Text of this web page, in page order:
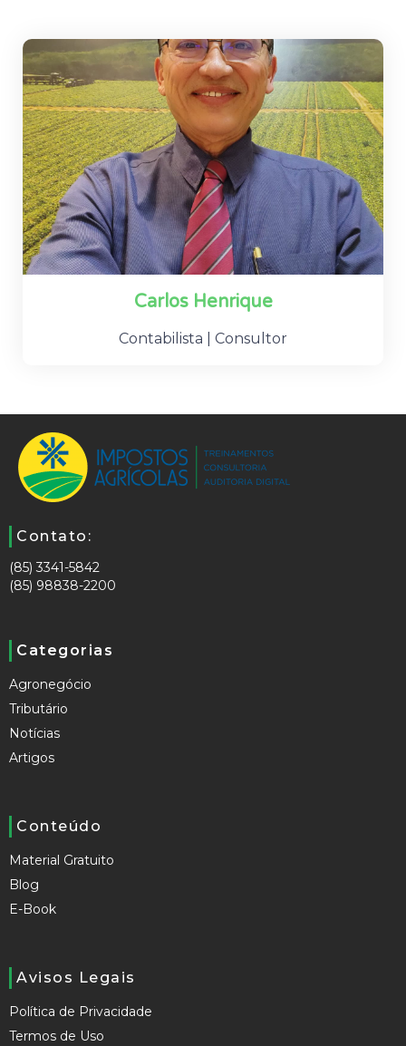
Carlos Henrique
Contabilista | Consultor
Contato:
(85) 3341-5842
(85) 98838-2200
Categorias
Agronegócio
Tributário
Notícias
Artigos
Conteúdo
Material Gratuito
Blog
E-Book
Avisos Legais
Política de Privacidade
Termos de Uso